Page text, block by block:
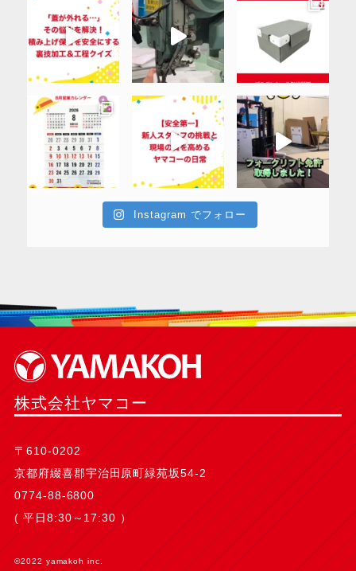
Instagram でフォロー
株式会社ヤマコー
〒610-0202
京都府綴喜郡宇治田原町緑苑坂54-2
0774-88-6800
( 平日8:30～17:30 ）
©2022 yamakoh inc.